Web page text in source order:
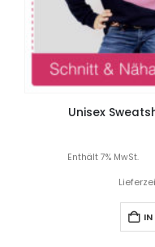
Unisex
Enthält 7% MwSt.